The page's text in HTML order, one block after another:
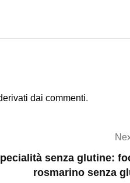
dai commenti.
senza glutine:
rosmarino senza